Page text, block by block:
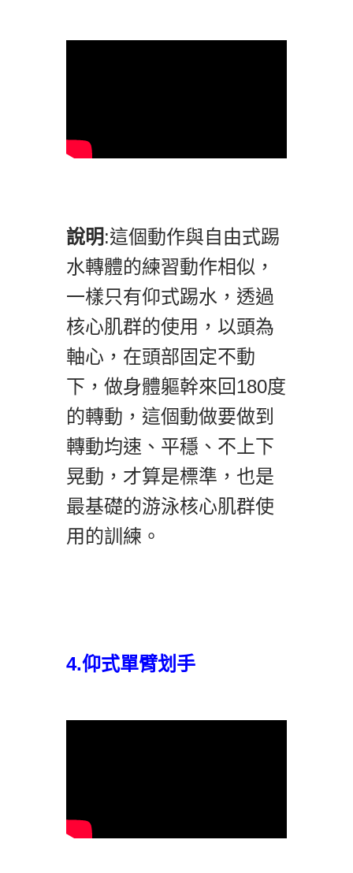
說明:這個動作與自由式踢
水轉體的練習動作相似，
一樣只有仰式踢水，透過
核心肌群的使用，以頭為
軸心，在頭部固定不動
下，做身體軀幹來回180度
的轉動，這個動做要做到
轉動均速、平穩、不上下
晃動，才算是標準，也是
最基礎的游泳核心肌群使
用的訓練。
4.仰式單臂划手